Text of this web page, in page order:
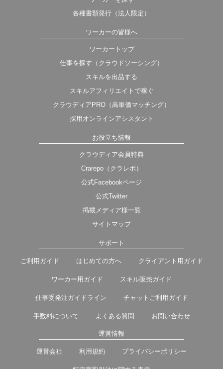
各種書類発行（法人限定）
ワーカーの皆様へ
ワーカートップ
仕事を探す（クラウドソーシング）
スキルを出品する
スキルアフィリエイトで稼ぐ
クラウディアPRO（高単価マッチング）
採用オンラインアシスタント
お役立ち情報
クラウディア会員特典
Crarepo（クラレポ）
公式Facebookページ
公式Twitter
掲載メディア様一覧
サイトマップ
サポート
ご利用ガイド はじめての方へ クライアント用ガイド
ワーカー用ガイド スキル販売ガイド
仕事受発注ガイドライン チャットご利用ガイド
手数料について よくある質問 お問い合わせ
運営情報
運営会社 利用規約 プライバシーポリシー